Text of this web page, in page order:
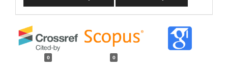
0 0